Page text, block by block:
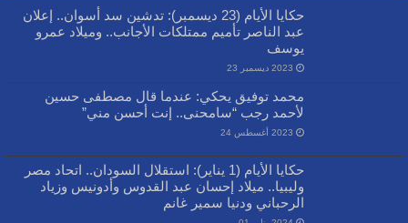
حكايا الأيام (23 ديسمبر): تدشين سد أسوان.. إعلان
عبد الناصر تأميم ممتلكات الأجانب.. وميلاد عمرو
يوسف
2023 ديسمبر 23
محمد توفيق يحكي: عندما قال مصطفى حسين
لأحمد رجب “سامحنى.. إنت أحسن مني”
2023 أغسطس 24
حكايا الأيام (1 يناير): استقلال السودان.. اتحاد مصر
وليبيا.. ميلاد إحسان عبد القدوس وأدونيس وزياد
الرحباني ودنيا سمير غانم